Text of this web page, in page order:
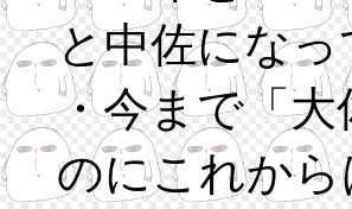
と中佐にな
・今まで「
のにこれか